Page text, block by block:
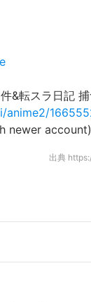
&転スラ日記
anime2/
newer account)
出典